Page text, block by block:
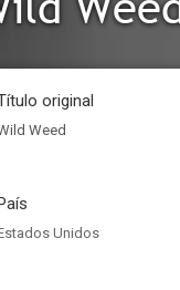
original
Weed
Unidos